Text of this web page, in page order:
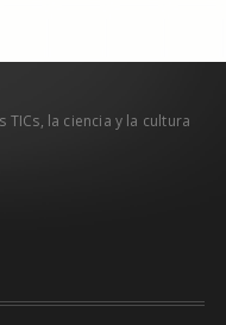
la ciencia y la cultura